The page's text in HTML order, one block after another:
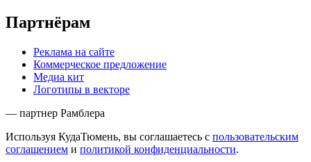
Партнёрам
Реклама на сайте
Коммерческое предложение
Медиа кит
Логотипы в векторе
— партнер Рамблера
Используя КудаТюмень, вы соглашаетесь с пользовательским
соглашением и политикой конфиденциальности.